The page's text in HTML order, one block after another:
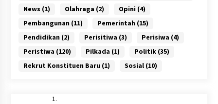
News (1) Olahraga (2) Opini (4)
Pembangunan (11) Pemerintah (15)
Pendidikan (2) Perisitiwa (3) Perisiwa (4)
Peristiwa (120) Pilkada (1) Politik(35)
Rekrut Konstituen Baru (1) Sosial(10)